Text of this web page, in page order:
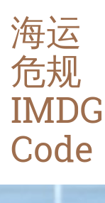
海运
危规
IMDG
Code